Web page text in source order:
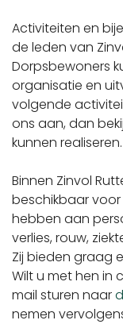
Activiteiten en
de leden van
Dorpsbewoners
organisatie en
volgende
ons aan, dan
kunnen realiseren.
Binnen Zinvol
beschikbaar
hebben aan
verlies, rouw,
Zij bieden graag
Wilt u met hen in
mail sturen naar
nemen